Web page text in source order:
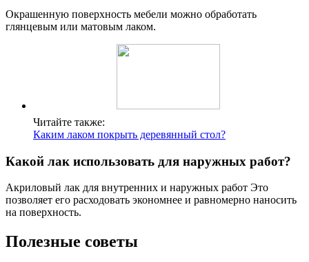
Окрашенную поверхность мебели можно обработать
глянцевым или матовым лаком.
Читайте также:
Каким лаком покрыть деревянный стол?
Какой лак использовать для наружных работ?
Акриловый лак для внутренних и наружных работ Это
позволяет его расходовать экономнее и равномерно наносить
на поверхность.
Полезные советы